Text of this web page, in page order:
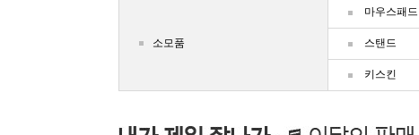
소모품
마우스패드
스탠드
키스킨